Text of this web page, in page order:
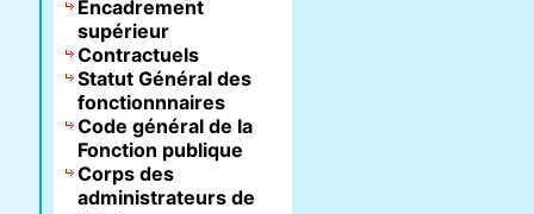
Encadrement
supérieur
Contractuels
Statut Général des
fonctionnnaires
Code général de la
Fonction publique
Corps des
administrateurs de